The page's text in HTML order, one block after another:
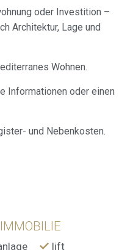
oder Investition –
Architektur, Lage und
Wohnen.
Informationen oder einen
und Nebenkosten.
lift
kennen und
des Benutzers